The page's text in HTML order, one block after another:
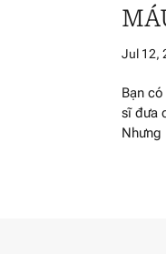
Jul 12,
Bạn
sĩ đưa
Nhưng